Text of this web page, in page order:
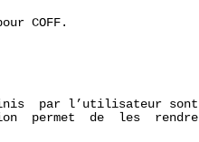
COFF.
par l’utilisateur sont
permet  de  les  rendre